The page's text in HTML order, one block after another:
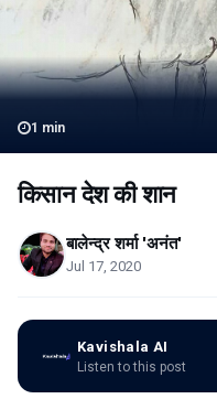
1 min
किसान देश की शान
बालेन्द्र शर्मा 'अनंत'
Jul 17, 2020
Kavishala AI
Listen to this post